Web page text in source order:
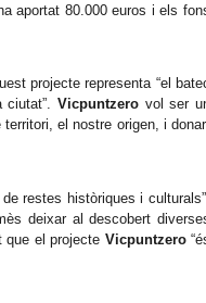
aportat 80.000 euros i els
projecte representa “el
ciutat”.Vicpuntzero vol ser
el nostre origen, i
restes històriques i culturals”,
deixar al descobert
que el projecte Vicpuntzero